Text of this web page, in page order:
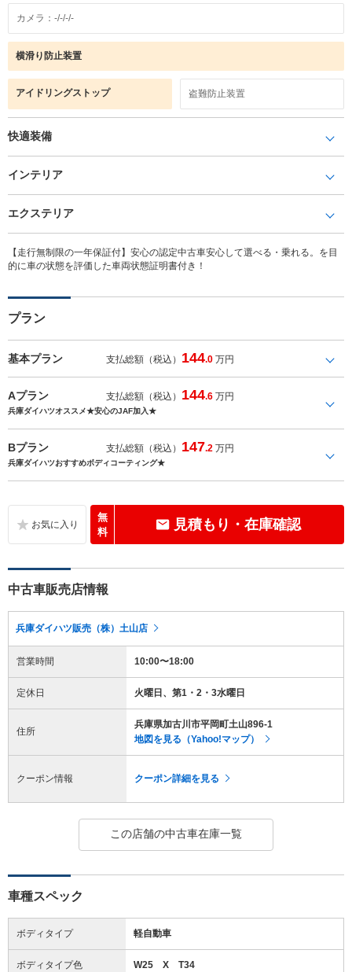
カメラ：-/-/-/-
横滑り防止装置
アイドリングストップ 盗難防止装置
快適装備
インテリア
エクステリア
【走行無制限の一年保証付】安心の認定中古車安心して選べる・乗れる。を目
的に車の状態を評価した車両状態証明書付き！
プラン
基本プラン 支払総額（税込） 144.0 万円
Aプラン 支払総額（税込） 144.6 万円
兵庫ダイハツオススメ★安心のJAF加入★
Bプラン 支払総額（税込） 147.2 万円
兵庫ダイハツおすすめボディコーティング★
無
料
見積もり・在庫確認
中古車販売店情報
兵庫ダイハツ販売（株）土山店
営業時間 10:00〜18:00
定休日 火曜日、第1・2・3水曜日
住所
兵庫県加古川市平岡町土山896-1
地図を見る（Yahoo!マップ）
クーポン情報 クーポン詳細を見る
この店舗の中古車在庫一覧
車種スペック
ボディタイプ 軽自動車
ボディタイプ色 W25 X T34